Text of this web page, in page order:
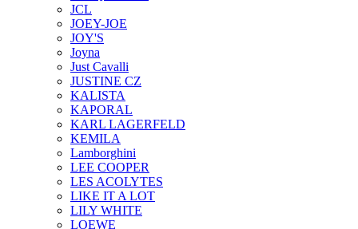
JCL
JOEY-JOE
JOY'S
Joyna
Just Cavalli
JUSTINE CZ
KALISTA
KAPORAL
KARL LAGERFELD
KEMILA
Lamborghini
LEE COOPER
LES ACOLYTES
LIKE IT A LOT
LILY WHITE
LOEWE